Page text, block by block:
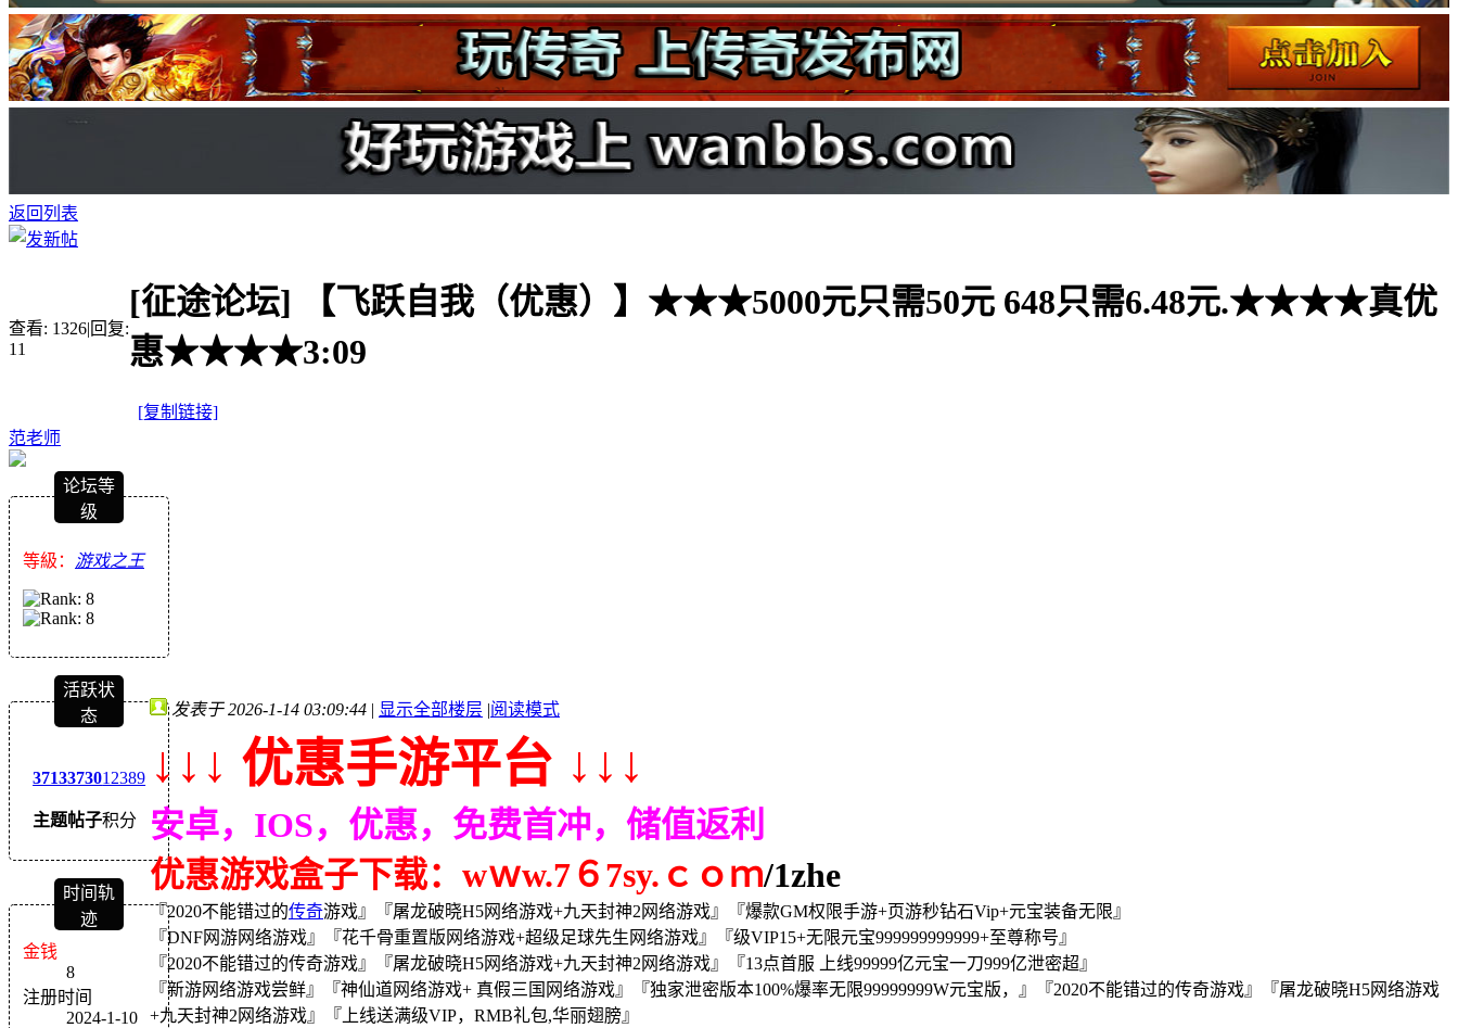
返回列表
查看: 1326|回复:
11
[征途论坛]
【飞跃自我（优惠）】★★★5000元只需50元 648只需6.48元.★★★★真优
惠★★★★3:09
[复制链接]
范老师
论坛等
级
等級： 游戏之王
活跃状
态
3713
主题
3730
帖子
12389
积分
时间轨
迹
金钱
8
注册时间
2024-1-10
发表于 2026-1-14 03:09:44 | 显示全部楼层 |阅读模式
↓↓↓ 优惠手游平台 ↓↓↓
安卓，IOS，优惠，免费首冲，储值返利
优惠游戏盒子下载：wｗw.7６7sy.ｃｏｍ/1zhe
『2020不能错过的传奇游戏』『屠龙破晓H5网络游戏+九天封神2网络游戏』『爆款GM权限手游+页游秒钻石Vip+元宝装备无限』
『DNF网游网络游戏』『花千骨重置版网络游戏+超级足球先生网络游戏』『级VIP15+无限元宝999999999999+至尊称号』
『2020不能错过的传奇游戏』『屠龙破晓H5网络游戏+九天封神2网络游戏』『13点首服 上线99999亿元宝一刀999亿泄密超』
『新游网络游戏尝鲜』『神仙道网络游戏+ 真假三国网络游戏』『独家泄密版本100%爆率无限99999999W元宝版，』『2020不能错过的传奇游戏』『屠龙破晓H5网络游戏
+九天封神2网络游戏』『上线送满级VIP，RMB礼包,华丽翅膀』